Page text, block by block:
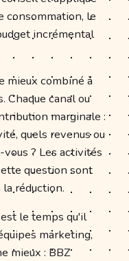
consommation, le
incrémental
mieux combiné à
Chaque canal ou
marginale :
quels revenus ou
? Les activités
question sont
réduction.
le temps qu'il
marketing,
mieux : BBZ